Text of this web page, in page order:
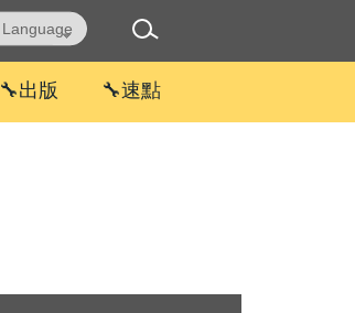
Translate
🔧出版 🔧速點